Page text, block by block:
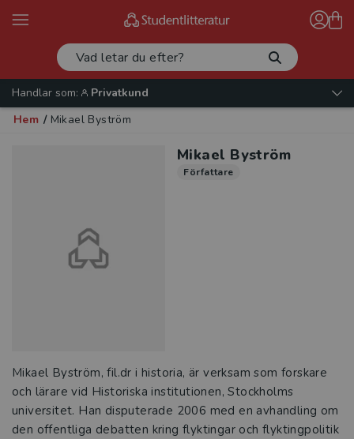
Handlar som:
Privatkund
Hem / Mikael Byström
Mikael Byström
Författare
Mikael Byström, fil.dr i historia, är verksam som forskare
och lärare vid Historiska institutionen, Stockholms
universitet. Han disputerade 2006 med en avhandling om
den offentliga debatten kring flyktingar och flyktingpolitik